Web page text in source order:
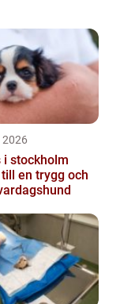
i
2026
i stockholm
en trygg och